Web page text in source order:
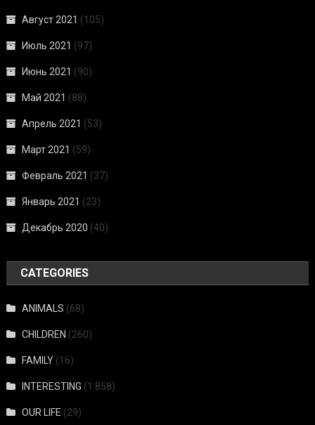
Август 2021 (105)
Июль 2021 (97)
Июнь 2021 (90)
Май 2021 (88)
Апрель 2021 (53)
Март 2021 (59)
Февраль 2021 (37)
Январь 2021 (23)
Декабрь 2020 (40)
CATEGORIES
ANIMALS (68)
CHILDREN (260)
FAMILY (16)
INTERESTING (1 858)
OUR LIFE (29)